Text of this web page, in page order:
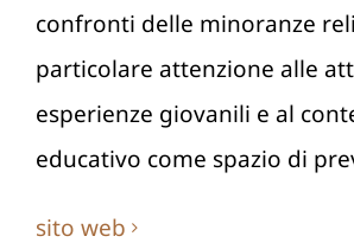
confronti delle minoranze
particolare attenzione alle
esperienze giovanili e al
educativo come spazio di
sito web